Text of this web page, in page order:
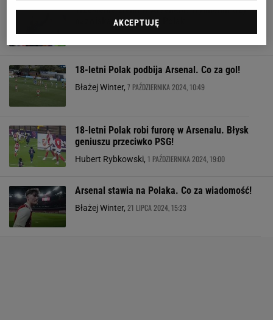
Trzęsienie ziemi w Arsenalu. Wymienili trzy
nazwiska. Wśród nich Polak
18-letni Polak podbija Arsenal. Co za gol!
Błażej Winter, 7 PAŹDZIERNIKA 2024, 10:49
18-letni Polak robi furorę w Arsenalu. Błysk
geniuszu przeciwko PSG!
Hubert Rybkowski, 1 PAŹDZIERNIKA 2024, 19:00
Arsenal stawia na Polaka. Co za wiadomość!
Błażej Winter, 21 LIPCA 2024, 15:23
AKCEPTUJĘ